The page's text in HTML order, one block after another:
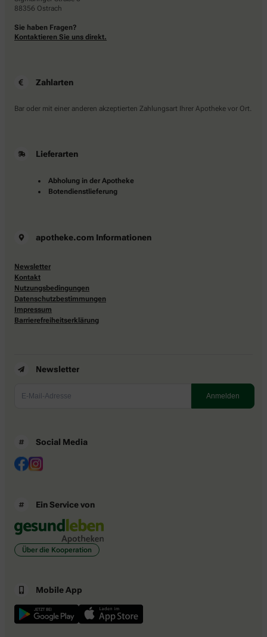
88356 Ostrach
Sie haben Fragen?
Kontaktieren Sie uns direkt.
Zahlarten
Bar oder mit einer anderen akzeptierten Zahlungsart Ihrer Apotheke vor Ort.
Lieferarten
Abholung in der Apotheke
Botendienstlieferung
apotheke.com Informationen
Newsletter
Kontakt
Nutzungsbedingungen
Datenschutzbestimmungen
Impressum
Barrierefreiheitserklärung
Newsletter
Social Media
Ein Service von
Über die Kooperation
Mobile App